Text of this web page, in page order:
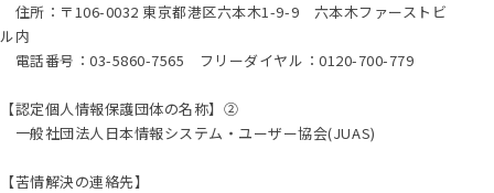
住所：〒106-0032 東京都港区六本木1-9-9 六本木ファーストビ
ル内
電話番号：03-5860-7565 フリーダイヤル：0120-700-779
【認定個人情報保護団体の名称】②
一般社団法人日本情報システム・ユーザー協会(JUAS)
【苦情解決の連絡先】